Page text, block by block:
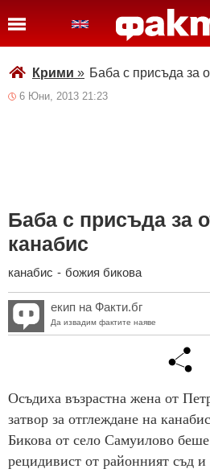
Крими » Баба с присъда за
6 Юни, 2013 21:23
Баба с присъда за
канабис
канабис - божия бикова
екип на Факти.бг
Да извадим фактите наяве
Осъдиха възрастна жена от
затвор за отглеждане на
Бикова от село Самуилово беше
рецидивист от районният съд